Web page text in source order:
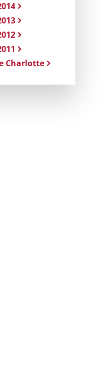
Charlotte